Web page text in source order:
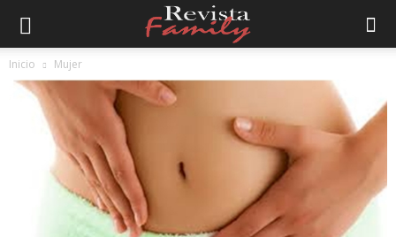
Inicio Mujer